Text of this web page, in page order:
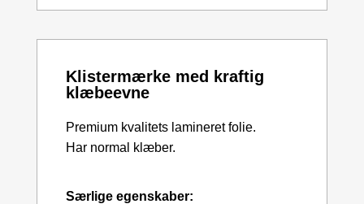
Klistermærke med kraftig
klæbeevne
Premium kvalitets lamineret folie.
Har normal klæber.
Særlige egenskaber: